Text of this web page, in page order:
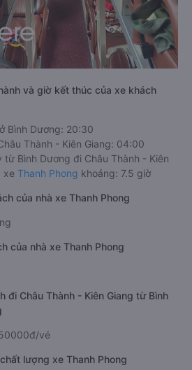
và giờ kết thúc của xe khách
Bình Dương: 20:30
Thành - Kiên Giang: 04:00
từ Bình Dương đi Châu Thành - Kiên
xe Thanh Phong khoảng: 7.5 giờ
của nhà xe Thanh Phong
của nhà xe Thanh Phong
đi Châu Thành - Kiên Giang từ Bình
vé
lượng xe Thanh Phong